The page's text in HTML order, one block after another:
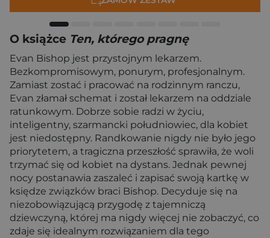
O książce Ten, którego pragnę
Evan Bishop jest przystojnym lekarzem.
Bezkompromisowym, ponurym, profesjonalnym.
Zamiast zostać i pracować na rodzinnym ranczu,
Evan złamał schemat i został lekarzem na oddziale
ratunkowym. Dobrze sobie radzi w życiu,
inteligentny, szarmancki południowiec, dla kobiet
jest niedostępny. Randkowanie nigdy nie było jego
priorytetem, a tragiczna przeszłość sprawiła, że woli
trzymać się od kobiet na dystans. Jednak pewnej
nocy postanawia zaszaleć i zapisać swoją kartkę w
księdze związków braci Bishop. Decyduje się na
niezobowiązującą przygodę z tajemniczą
dziewczyną, której ma nigdy więcej nie zobaczyć, co
zdaje się idealnym rozwiązaniem dla tego